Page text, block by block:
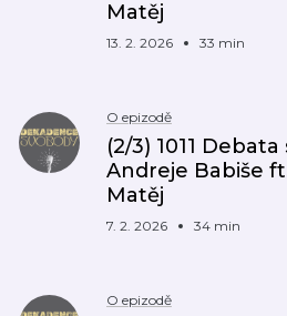
Matěj
13. 2. 2026 33 min
O epizodě
(2/3) 1011
Andreje Babiše
Matěj
7. 2. 2026 34 min
O epizodě